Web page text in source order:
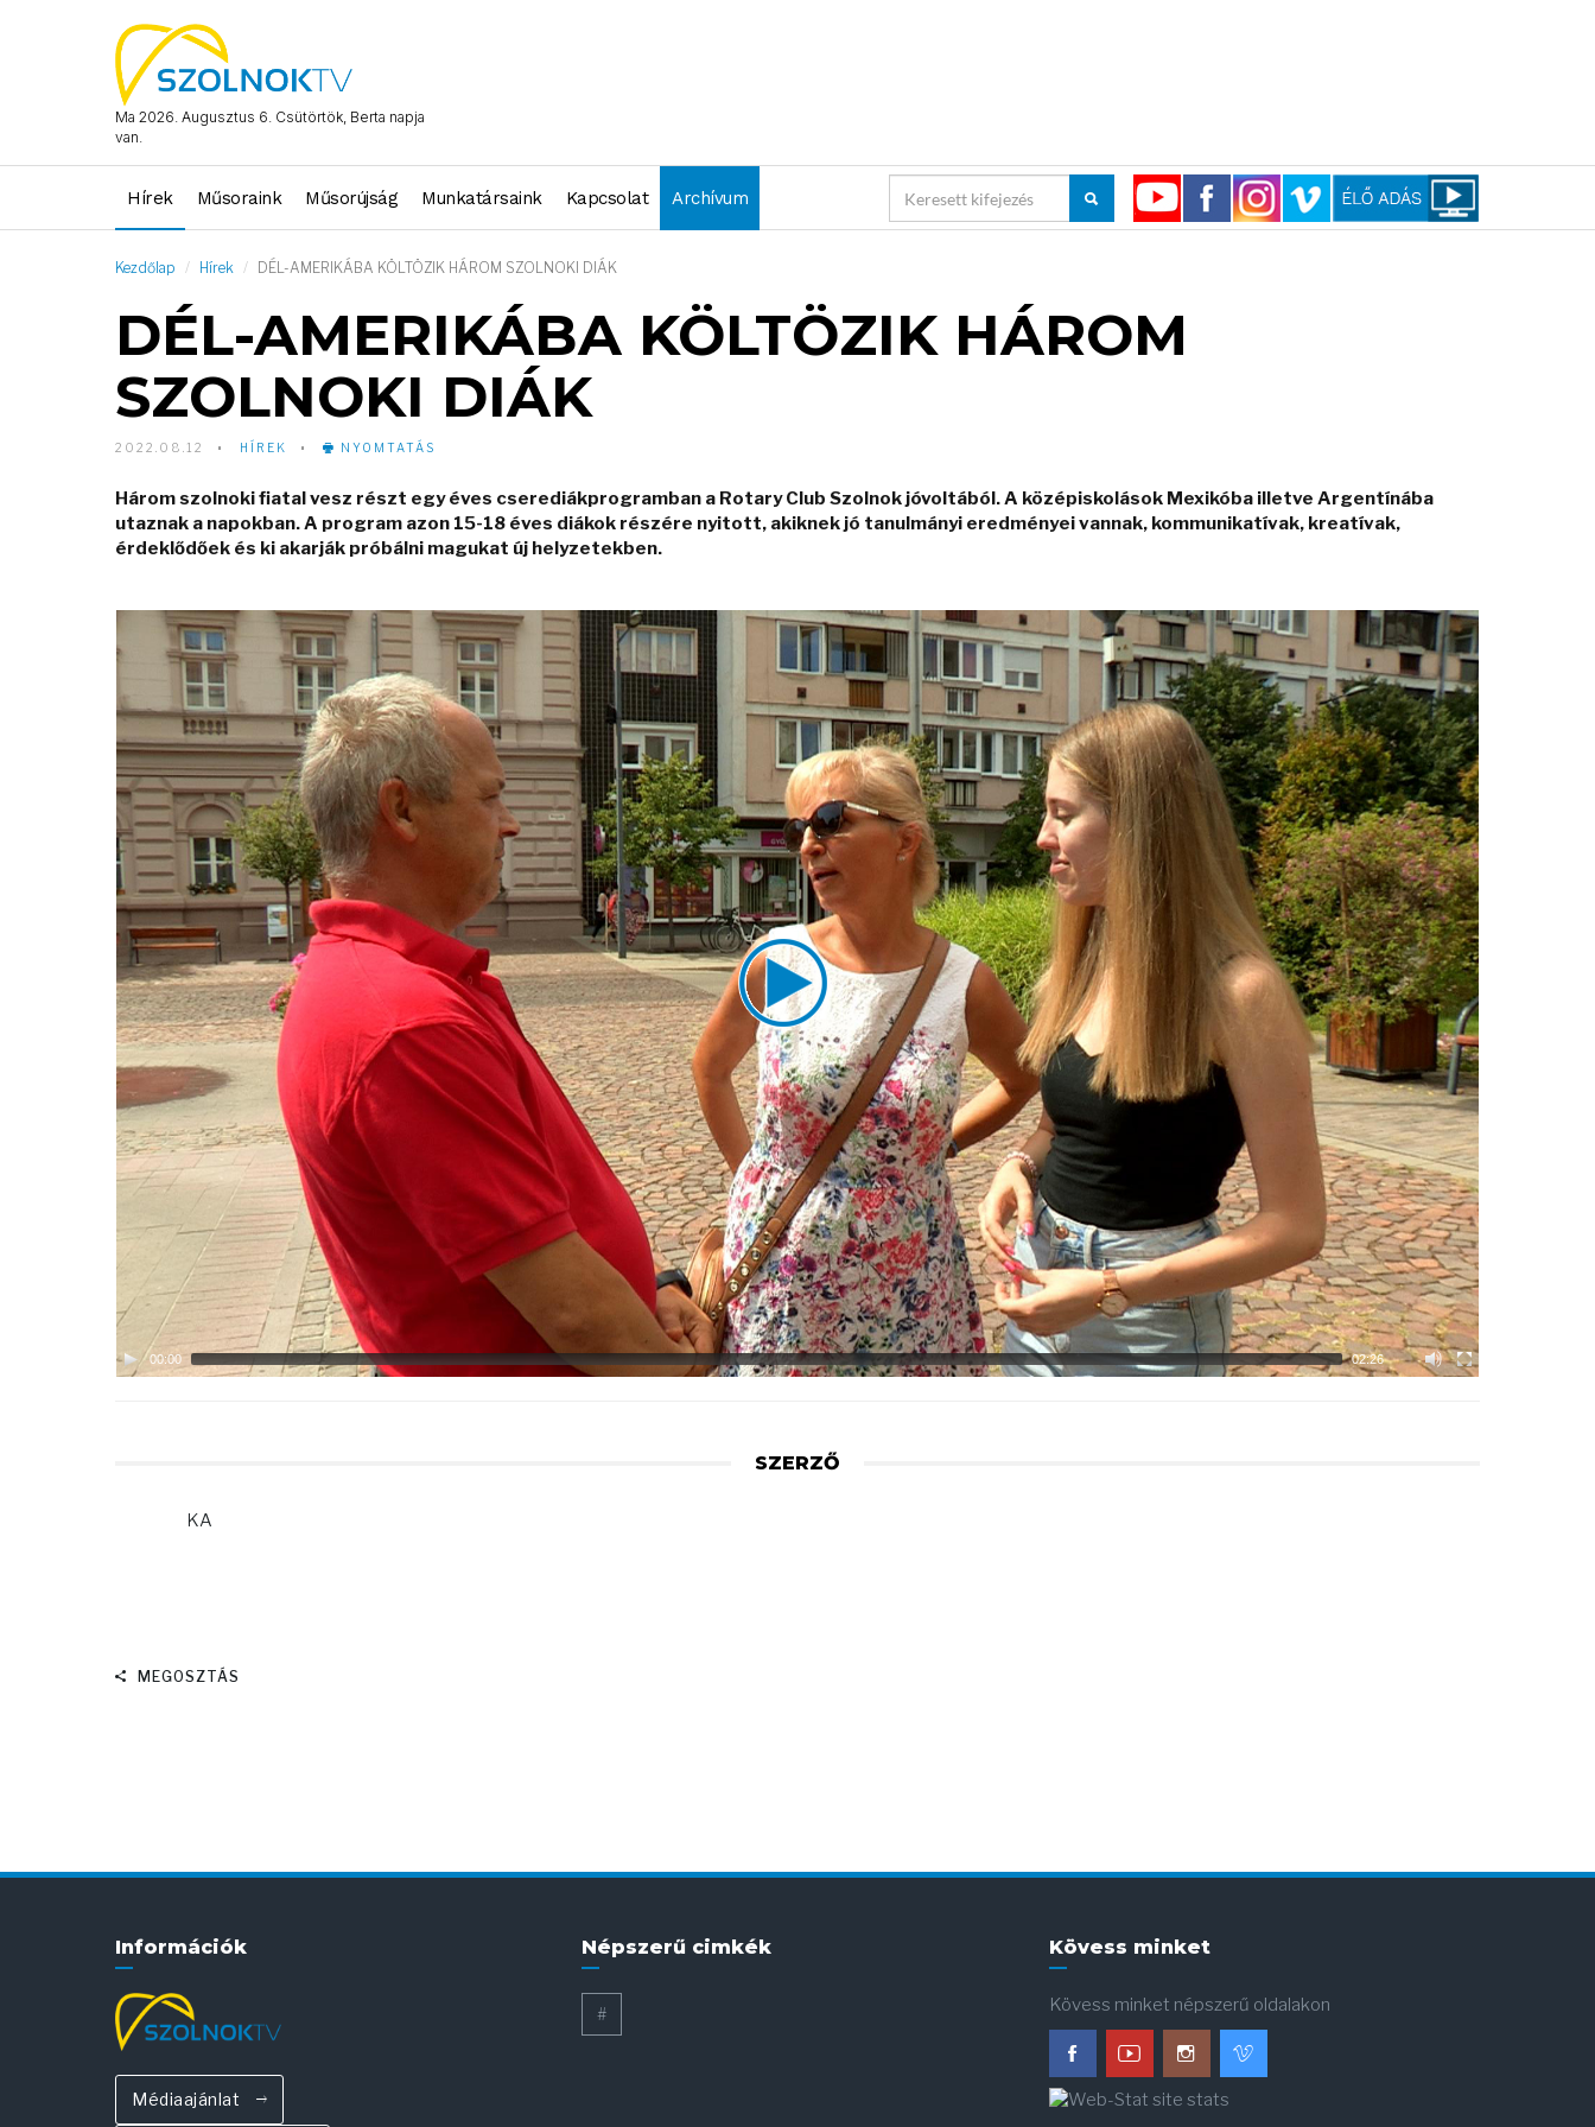
Ma 2026. Augusztus 6. Csütörtök, Berta napja
van.
Hírek Műsoraink Műsorújság Munkatársaink Kapcsolat Archívum
Kezdőlap Hírek DÉL-AMERIKÁBA KÖLTÖZIK HÁROM SZOLNOKI DIÁK
DÉL-AMERIKÁBA KÖLTÖZIK HÁROM
SZOLNOKI DIÁK
2022.08.12 HÍREK NYOMTATÁS
Három szolnoki fiatal vesz részt egy éves cserediákprogramban a Rotary Club Szolnok jóvoltából. A középiskolások Mexikóba illetve Argentínába
utaznak a napokban. A program azon 15-18 éves diákok részére nyitott, akiknek jó tanulmányi eredményei vannak, kommunikatívak, kreatívak,
érdeklődőek és ki akarják próbálni magukat új helyzetekben.
Video
Player
00:00 02:26
SZERZŐ
KA
MEGOSZTÁS
Információk
Médiaajánlat
Népszerű cimkék
#
Kövess minket
Kövess minket népszerű oldalakon